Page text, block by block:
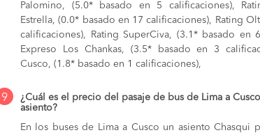
Palomino, (5.0* basado en 5 calificaciones),
Estrella, (0.0* basado en 17 calificaciones), Rating
calificaciones), Rating SuperCiva, (3.1* basado en
Expreso Los Chankas, (3.5* basado en 3
Cusco, (1.8* basado en 1 calificaciones),
9
¿Cuál es el precio del pasaje de bus de Lima a
asiento?
En los buses de Lima a Cusco un asiento Chasqui